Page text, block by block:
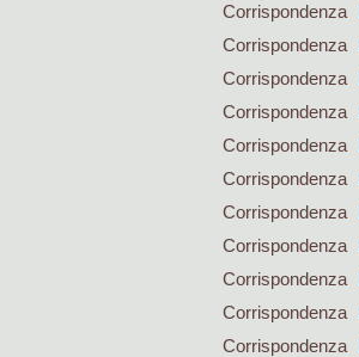
Corrispondenza
Corrispondenza
Corrispondenza
Corrispondenza
Corrispondenza
Corrispondenza
Corrispondenza
Corrispondenza
Corrispondenza
Corrispondenza
Corrispondenza